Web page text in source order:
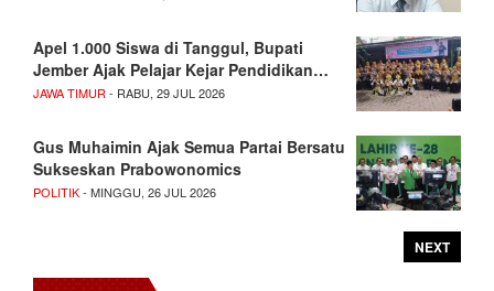
Apel 1.000 Siswa di Tanggul, Bupati
Jember Ajak Pelajar Kejar Pendidikan…
JAWA TIMUR - RABU, 29 JUL 2026
Gus Muhaimin Ajak Semua Partai Bersatu
Sukseskan Prabowonomics
POLITIK- MINGGU, 26 JUL 2026
NEXT